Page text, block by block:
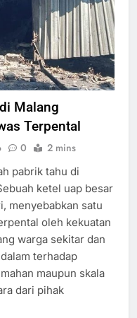
Malang
Terpental
0 2 mins
pabrik tahu di
ketel uap besar
menyebabkan satu
oleh kekuatan
warga sekitar dan
terhadap
maupun skala
dari pihak